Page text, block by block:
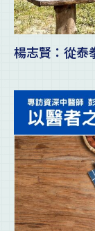
楊志賢：從泰